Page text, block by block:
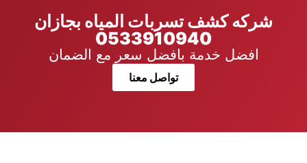
شركه كشف تسربات المياه بجازان
0533910940
افضل خدمة بافضل سعر مع الضمان
تواصل معنا